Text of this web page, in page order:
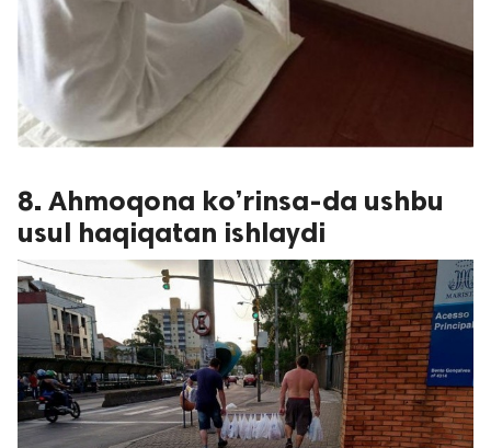
8. Ahmoqona ko’rinsa-da ushbu
usul haqiqatan ishlaydi